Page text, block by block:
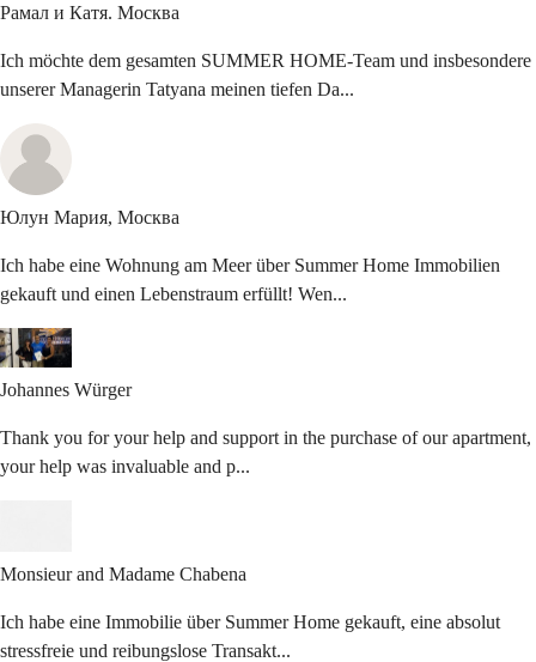
Рамал и Катя. Москва
Ich möchte dem gesamten SUMMER HOME-Team und insbesondere
unserer Managerin Tatyana meinen tiefen Da...
Юлун Мария, Москва
Ich habe eine Wohnung am Meer über Summer Home Immobilien
gekauft und einen Lebenstraum erfüllt! Wen...
Johannes Würger
Thank you for your help and support in the purchase of our apartment,
your help was invaluable and p...
Monsieur and Madame Chabena
Ich habe eine Immobilie über Summer Home gekauft, eine absolut
stressfreie und reibungslose Transakt...